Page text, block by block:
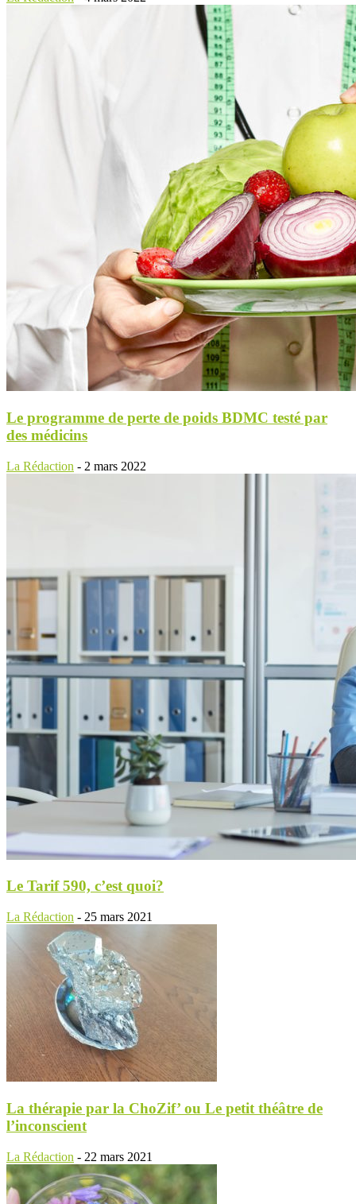
Le programme de perte de poids BDMC testé par
des médicins
La Rédaction - 2 mars 2022
Le Tarif 590, c’est quoi?
La Rédaction - 25 mars 2021
La thérapie par la ChoZif’ ou Le petit théâtre de
l’inconscient
La Rédaction - 22 mars 2021